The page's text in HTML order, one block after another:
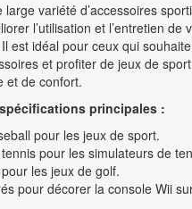
variété d’accessoires
l’utilisation et l’entretien de
est idéal pour ceux qui
et profiter de jeux de sport
et de confort.
principales :
pour les jeux de sport.
pour les simulateurs de
les jeux de golf.
pour décorer la console Wii